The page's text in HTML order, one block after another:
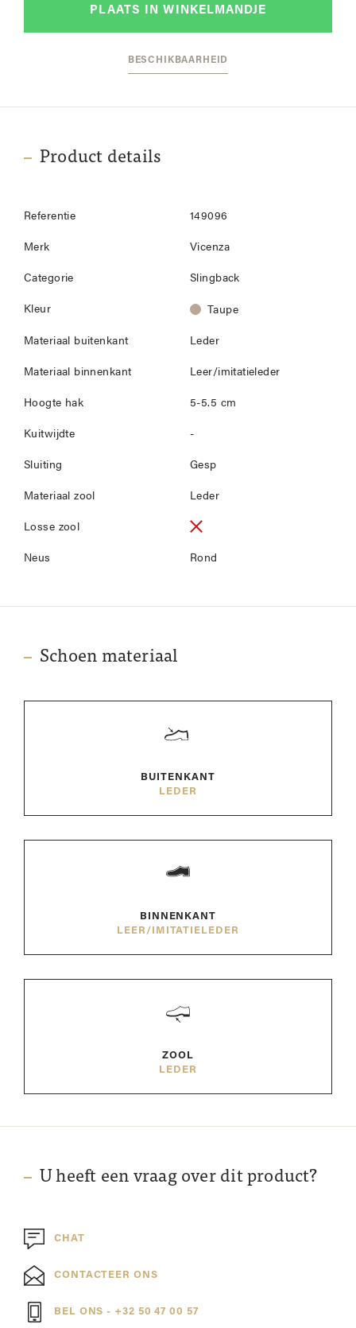
PLAATS IN WINKELMANDJE
BESCHIKBAARHEID
Product details
Referentie 149096
Merk Vicenza
Categorie Slingback
Kleur Taupe
Materiaal buitenkant Leder
Materiaal binnenkant Leer/imitatieleder
Hoogte hak 5-5.5 cm
Kuitwijdte -
Sluiting Gesp
Materiaal zool Leder
Losse zool
Neus Rond
Schoen materiaal
BUITENKANT
LEDER
BINNENKANT
LEER/IMITATIELEDER
ZOOL
LEDER
U heeft een vraag over dit product?
CHAT
CONTACTEER ONS
BEL ONS - +32 50 47 00 57